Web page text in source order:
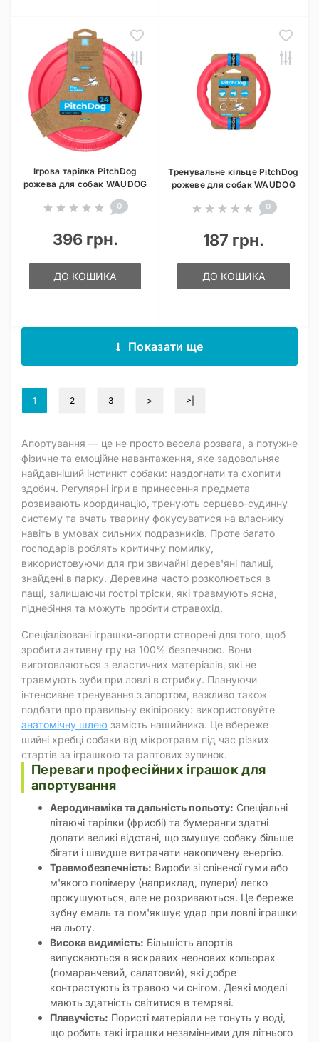
Ігрова тарілка PitchDog
рожева для собак WAUDOG
0
396 грн.
ДО КОШИКА
Тренувальне кільце PitchDog
рожеве для собак WAUDOG
0
187 грн.
ДО КОШИКА
Показати ще
1 2 3 > >|
Апортування — це не просто весела розвага, а потужне
фізичне та емоційне навантаження, яке задовольняє
найдавніший інстинкт собаки: наздогнати та схопити
здобич. Регулярні ігри в принесення предмета
розвивають координацію, тренують серцево-судинну
систему та вчать тварину фокусуватися на власнику
навіть в умовах сильних подразників. Проте багато
господарів роблять критичну помилку,
використовуючи для гри звичайні дерев'яні палиці,
знайдені в парку. Деревина часто розколюється в
пащі, залишаючи гострі тріски, які травмують ясна,
піднебіння та можуть пробити стравохід.
Спеціалізовані іграшки-апорти створені для того, щоб
зробити активну гру на 100% безпечною. Вони
виготовляються з еластичних матеріалів, які не
травмують зуби при ловлі в стрибку. Плануючи
інтенсивне тренування з апортом, важливо також
подбати про правильну екіпіровку: використовуйте
анатомічну шлею замість нашийника. Це вбереже
шийні хребці собаки від мікротравм під час різких
стартів за іграшкою та раптових зупинок.
Переваги професійних іграшок для
апортування
Аеродинаміка та дальність польоту: Спеціальні
літаючі тарілки (фрисбі) та бумеранги здатні
долати великі відстані, що змушує собаку більше
бігати і швидше витрачати накопичену енергію.
Травмобезпечність: Вироби зі спіненої гуми або
м'якого полімеру (наприклад, пулери) легко
прокушуються, але не розриваються. Це береже
зубну емаль та пом'якшує удар при ловлі іграшки
на льоту.
Висока видимість: Більшість апортів
випускаються в яскравих неонових кольорах
(помаранчевий, салатовий), які добре
контрастують із травою чи снігом. Деякі моделі
мають здатність світитися в темряві.
Плавучість: Пористі матеріали не тонуть у воді,
що робить такі іграшки незамінними для літнього